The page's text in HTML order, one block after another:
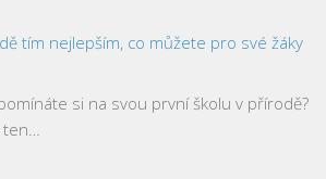
tím nejlepším, co můžete pro své žáky
si na svou první školu v přírodě?